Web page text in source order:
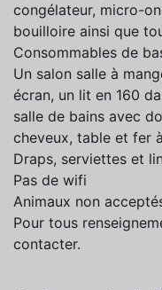
congélateur, micro-
bouilloire ainsi que
Consommables de
Un salon salle à
écran, un lit en 160
salle de bains avec
cheveux, table et fer
Draps, serviettes et
Pas de wifi
Animaux non
Pour tous
contacter.